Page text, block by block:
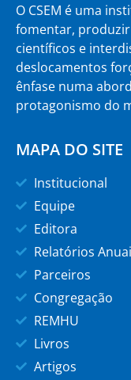
O CSEM é uma
fomentar,
científicos e
deslocamentos
ênfase numa
protagonismo do
MAPA DO SITE
Institucional
Equipe
Editora
Relatórios
Parceiros
Congregação
REMHU
Livros
Artigos